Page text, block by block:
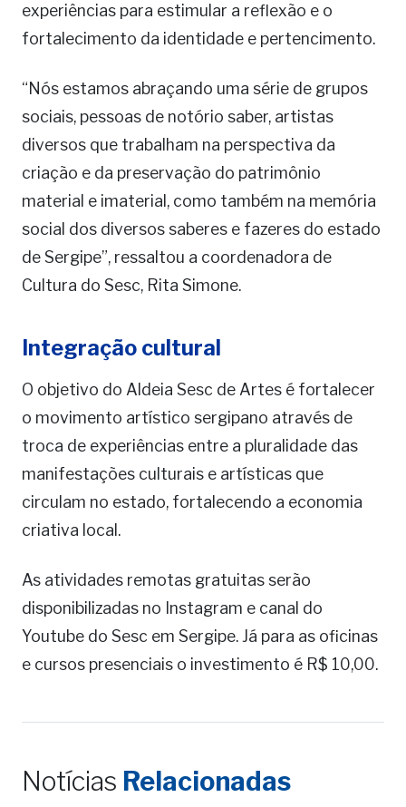
experiências para estimular a reflexão e o
fortalecimento da identidade e pertencimento.
“Nós estamos abraçando uma série de grupos
sociais, pessoas de notório saber, artistas
diversos que trabalham na perspectiva da
criação e da preservação do patrimônio
material e imaterial, como também na memória
social dos diversos saberes e fazeres do estado
de Sergipe”, ressaltou a coordenadora de
Cultura do Sesc, Rita Simone.
Integração cultural
O objetivo do Aldeia Sesc de Artes é fortalecer
o movimento artístico sergipano através de
troca de experiências entre a pluralidade das
manifestações culturais e artísticas que
circulam no estado, fortalecendo a economia
criativa local.
As atividades remotas gratuitas serão
disponibilizadas no Instagram e canal do
Youtube do Sesc em Sergipe. Já para as oficinas
e cursos presenciais o investimento é R$ 10,00.
Notícias Relacionadas